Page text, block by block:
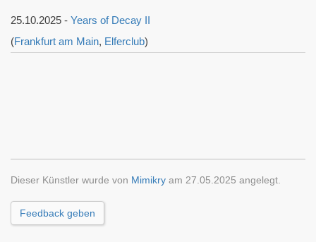
25.10.2025 - Years of Decay II
(Frankfurt am Main, Elferclub)
Dieser Künstler wurde von Mimikry am 27.05.2025 angelegt.
Feedback geben